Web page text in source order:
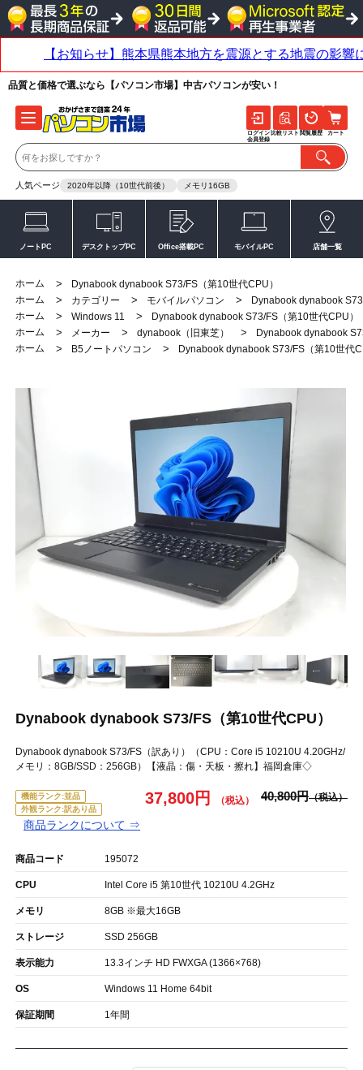
品質と価格で選ぶなら【パソコン市場】中古パソコンが安い！
人気ページ 2020年以降（10世代前後） メモリ16GB
ログイン
会員登録
比較リスト 閲覧履歴 カート
ノートPC デスクトップPC Office搭載PC モバイルPC 店舗一覧
ホーム >
Dynabook dynabook S73/FS（第10世代CPU）
ホーム
> カテゴリー > モバイルパソコン >
Dynabook dynabook
ホーム
> Windows 11 >
Dynabook dynabook S73/FS（第10世代CPU）
ホーム
> メーカー > dynabook（旧東芝） >
Dynabook dynabook
ホーム
> B5ノートパソコン > Dynabook dynabook S73/FS（第10世代
Dynabook dynabook S73/FS（第10世代CPU）
Dynabook dynabook S73/FS（訳あり）（CPU：Core i5 10210U 4.20GHz/
メモリ：8GB/SSD：256GB）【液晶：傷・天板・擦れ】福岡倉庫◇
機能ランク:並品
外観ランク:訳あり品
商品ランクについて ⇒
37,800円 40,800円
商品コード 195072
CPU Intel Core i5 第10世代 10210U 4.2GHz
メモリ 8GB ※最大16GB
ストレージ SSD 256GB
表示能力 13.3インチ HD FWXGA (1366×768)
OS Windows 11 Home 64bit
保証期間 1年間